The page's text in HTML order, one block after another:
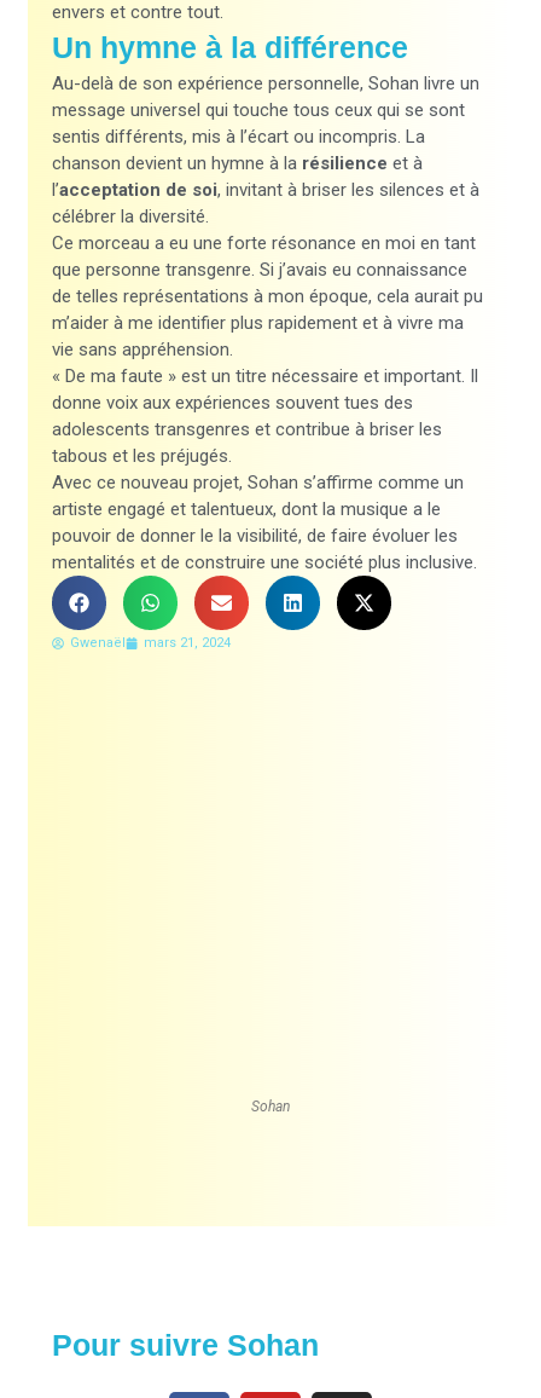
Sohan
envers et contre tout.
Un hymne à la différence
Au-delà de son expérience personnelle, Sohan livre un
message universel qui touche tous ceux qui se sont
sentis différents, mis à l’écart ou incompris. La
chanson devient un hymne à la résilience et à
l’acceptation de soi, invitant à briser les silences et à
célébrer la diversité.
Ce morceau a eu une forte résonance en moi en tant
que personne transgenre. Si j’avais eu connaissance
de telles représentations à mon époque, cela aurait pu
m’aider à me identifier plus rapidement et à vivre ma
vie sans appréhension.
« De ma faute » est un titre nécessaire et important. Il
donne voix aux expériences souvent tues des
adolescents transgenres et contribue à briser les
tabous et les préjugés.
Avec ce nouveau projet, Sohan s’affirme comme un
artiste engagé et talentueux, dont la musique a le
pouvoir de donner le la visibilité, de faire évoluer les
mentalités et de construire une société plus inclusive.
Gwenaël mars 21, 2024
Pour suivre Sohan